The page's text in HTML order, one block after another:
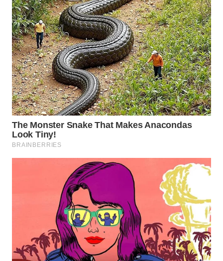
BORNEO
Wahana
Media
Group
WAHANA
NEWS
WAHANA
WAHANA
ADVOKAT
INFRASTRUKTUR
KONSUMEN
WAHANA